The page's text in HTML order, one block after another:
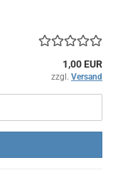
1,00 EUR
zzgl. Versand